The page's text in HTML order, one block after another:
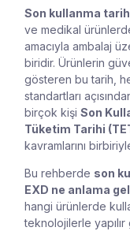
Son kullanma
ve medikal
amacıyla ambalaj
biridir. Ürünlerin
gösteren bu tarih,
standartları
birçok kişi Son
Tüketim Tarihi
kavramlarını
Bu rehberde son
EXD ne anlama
hangi ürünlerde
teknolojilerle